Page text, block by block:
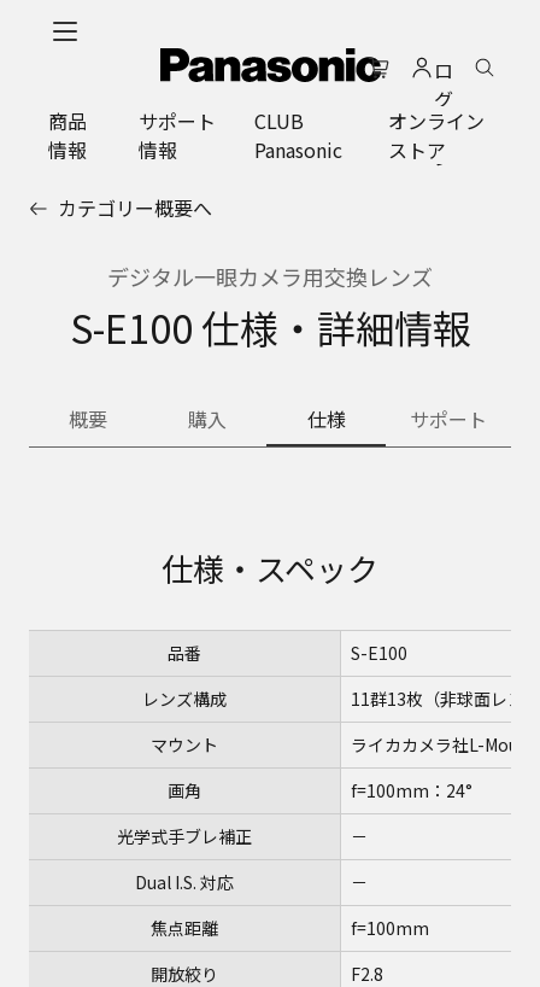
ロ
グ
イ
ン
商品
情報
サポート
情報
CLUB
Panasonic
オンライン
ストア
カテゴリー概要へ
デジタル一眼カメラ用交換レンズ
S-E100 仕様・詳細情報
概要 購入 仕様 サポート
仕様・スペック
品番
S-E100
レンズ構成
11群13枚（非球面レン
マウント
ライカカメラ社L-
画角
f=100mm：24°
光学式手ブレ補正
－
Dual I.S. 対応
－
焦点距離
f=100mm
開放絞り
F2.8